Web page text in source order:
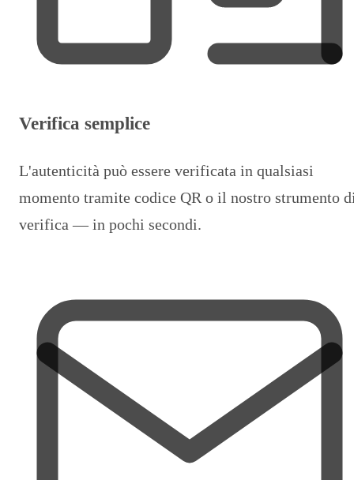
Verifica semplice
L'autenticità può essere verificata in qualsiasi
momento tramite codice QR o il nostro strumento
verifica — in pochi secondi.